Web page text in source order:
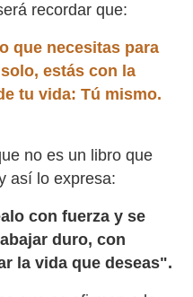
recordar que:
que necesitas para
estás con la
tu vida: Tú mismo.
no es un libro que
así lo expresa:
con fuerza y se
duro, con
la vida que deseas".